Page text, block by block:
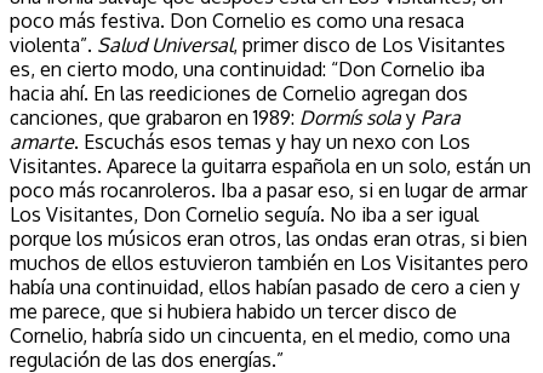
poco más festiva. Don Cornelio es como una resaca
violenta”. Salud Universal, primer disco de Los Visitantes
es, en cierto modo, una continuidad: “Don Cornelio iba
hacia ahí. En las reediciones de Cornelio agregan dos
canciones, que grabaron en 1989: Dormís sola y Para
amarte. Escuchás esos temas y hay un nexo con Los
Visitantes. Aparece la guitarra española en un solo, están un
poco más rocanroleros. Iba a pasar eso, si en lugar de armar
Los Visitantes, Don Cornelio seguía. No iba a ser igual
porque los músicos eran otros, las ondas eran otras, si bien
muchos de ellos estuvieron también en Los Visitantes pero
había una continuidad, ellos habían pasado de cero a cien y
me parece, que si hubiera habido un tercer disco de
Cornelio, habría sido un cincuenta, en el medio, como una
regulación de las dos energías.”